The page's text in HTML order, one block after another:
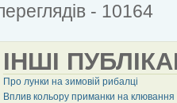
- 10164
ІНШІ
Про лунки на зимовій рибалці
Вплив кольору приманки на